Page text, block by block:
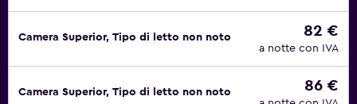
Camera Superior, Tipo di letto non noto 82 €
a notte con IVA
Camera Superior, Tipo di letto non noto 86 €